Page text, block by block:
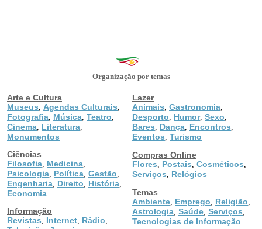
Organização por temas
Arte e Cultura
Museus
Agendas Culturais
Fotografia Música Teatro
Cinema Literatura
Monumentos
Ciências
Filosofia Medicina
Psicologia Política Gestão
Engenharia Direito História
Economia
Informação
Revistas
Internet Rádio
Lazer
Animais Gastronomia
Desporto Humor, Sexo
Bares Dança Encontros
Eventos Turismo
Compras Online
Flores
Postais Cosméticos
Serviços
Relógios
Temas
Ambiente Emprego Religião
Astrologia Saúde Serviços
Tecnologias de Informação